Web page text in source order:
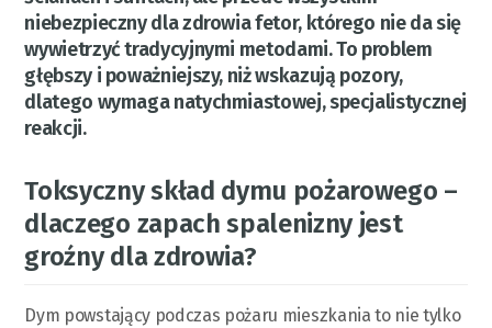
niebezpieczny dla zdrowia fetor, którego nie da się
wywietrzyć tradycyjnymi metodami. To problem
głębszy i poważniejszy, niż wskazują pozory,
dlatego wymaga natychmiastowej, specjalistycznej
reakcji.
Toksyczny skład dymu pożarowego –
dlaczego zapach spalenizny jest
groźny dla zdrowia?
Dym powstający podczas pożaru mieszkania to nie tylko